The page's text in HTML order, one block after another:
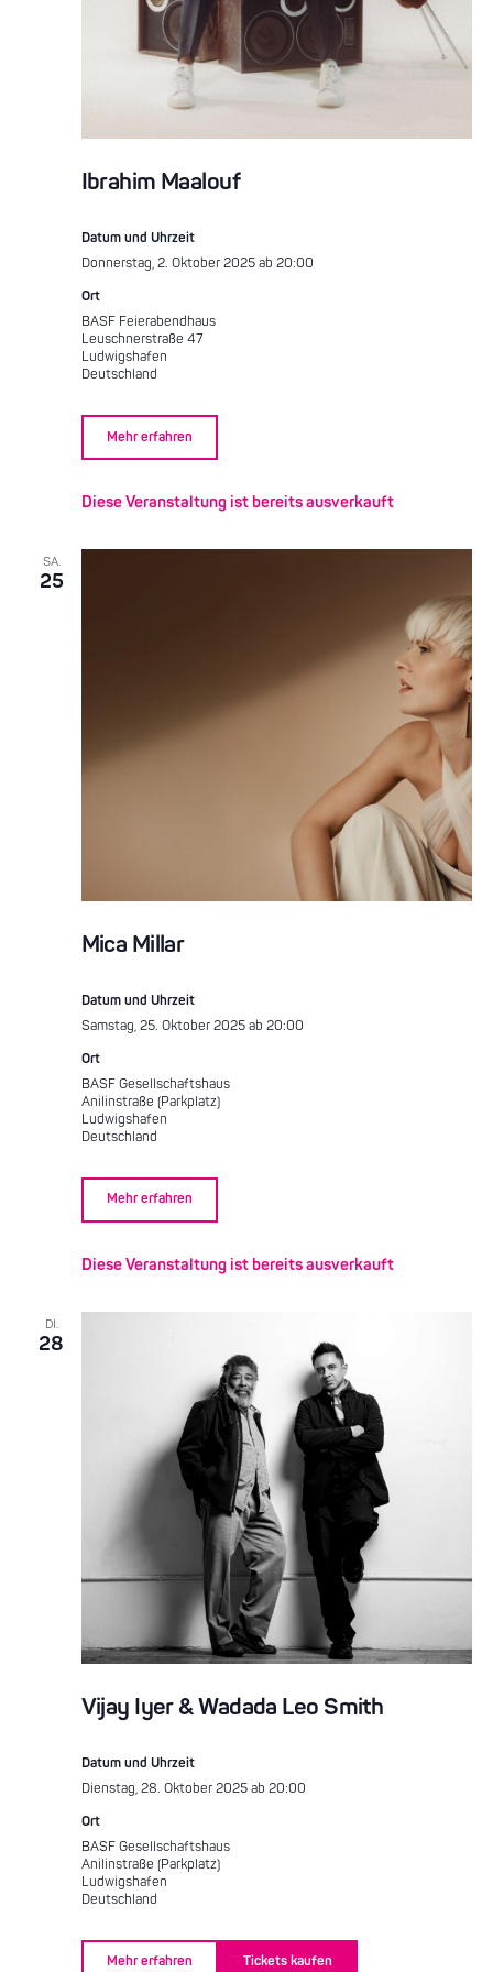
Ibrahim Maalouf
Datum und Uhrzeit
Donnerstag, 2. Oktober 2025 ab 20:00
Ort
BASF Feierabendhaus
Leuschnerstraße 47
Ludwigshafen
Deutschland
Mehr erfahren
Diese Veranstaltung ist bereits ausverkauft
SA.
25
Mica Millar
Datum und Uhrzeit
Samstag, 25. Oktober 2025 ab 20:00
Ort
BASF Gesellschaftshaus
Anilinstraße (Parkplatz)
Ludwigshafen
Deutschland
Mehr erfahren
Diese Veranstaltung ist bereits ausverkauft
DI.
28
Vijay Iyer & Wadada Leo Smith
Datum und Uhrzeit
Dienstag, 28. Oktober 2025 ab 20:00
Ort
BASF Gesellschaftshaus
Anilinstraße (Parkplatz)
Ludwigshafen
Deutschland
Mehr erfahren Tickets kaufen